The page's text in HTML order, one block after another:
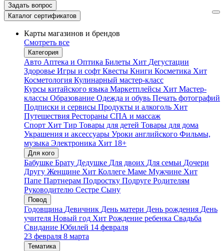
Задать вопрос
Каталог сертификатов
Карты магазинов и брендов
Смотреть все
Категория
Авто Аптека и Оптика Билеты Хит Дегустации
Здоровье Игры и софт Квесты Книги Косметика Хит
Косметология Кулинарный мастер-класс
Курсы китайского языка Маркетплейсы Хит Мастер-
классы Образование Одежда и обувь Печать фотографий
Подписки и сервисы Продукты и алкоголь Хит
Путешествия Рестораны СПА и массаж
Спорт Хит Тир Товары для детей Товары для дома
Украшения и аксессуары Уроки английского Фильмы,
музыка Электроника Хит 18+
Для кого
Бабушке Брату Дедушке Для двоих Для семьи Дочери
Другу Женщине Хит Коллеге Маме Мужчине Хит
Папе Партнерам Подростку Подруге Родителям
Руководителю Сестре Сыну
Повод
Годовщина Девичник День матери День рождения День
учителя Новый год Хит Рождение ребенка Свадьба
Свидание Юбилей 14 февраля
23 февраля 8 марта
Тематика